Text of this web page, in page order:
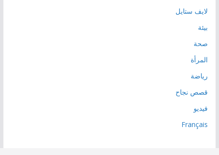
لايف ستايل
بيئة
صحة
المرأة
رياضة
قصص نجاح
فيديو
Français